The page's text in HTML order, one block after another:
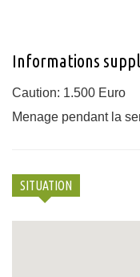
Informations
Caution: 1.500 Euro
Menage pendant la
SITUATION